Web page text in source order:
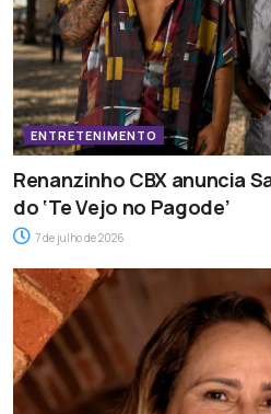
ENTRETENIMENTO
Renanzinho CBX anuncia
do ‘Te Vejo no Pagode’
7 de julho de 2026